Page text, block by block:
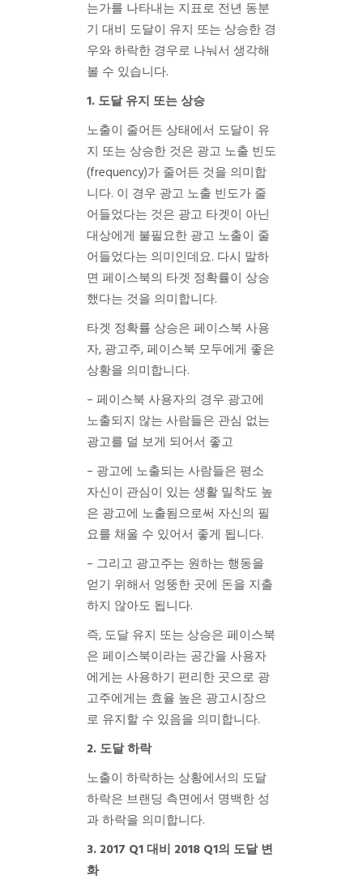
는가를 나타내는 지표로 전년 동분
기 대비 도달이 유지 또는 상승한 경
우와 하락한 경우로 나눠서 생각해
볼 수 있습니다.
1. 도달 유지 또는 상승
노출이 줄어든 상태에서 도달이 유
지 또는 상승한 것은 광고 노출 빈도
(frequency)가 줄어든 것을 의미합
니다. 이 경우 광고 노출 빈도가 줄
어들었다는 것은 광고 타겟이 아닌
대상에게 불필요한 광고 노출이 줄
어들었다는 의미인데요. 다시 말하
면 페이스북의 타겟 정확률이 상승
했다는 것을 의미합니다.
타겟 정확률 상승은 페이스북 사용
자, 광고주, 페이스북 모두에게 좋은
상황을 의미합니다.
– 페이스북 사용자의 경우 광고에
노출되지 않는 사람들은 관심 없는
광고를 덜 보게 되어서 좋고
– 광고에 노출되는 사람들은 평소
자신이 관심이 있는 생활 밀착도 높
은 광고에 노출됨으로써 자신의 필
요를 채울 수 있어서 좋게 됩니다.
– 그리고 광고주는 원하는 행동을
얻기 위해서 엉뚱한 곳에 돈을 지출
하지 않아도 됩니다.
즉, 도달 유지 또는 상승은 페이스북
은 페이스북이라는 공간을 사용자
에게는 사용하기 편리한 곳으로 광
고주에게는 효율 높은 광고시장으
로 유지할 수 있음을 의미합니다.
2. 도달 하락
노출이 하락하는 상황에서의 도달
하락은 브랜딩 측면에서 명백한 성
과 하락을 의미합니다.
3. 2017 Q1 대비 2018 Q1의 도달 변
화